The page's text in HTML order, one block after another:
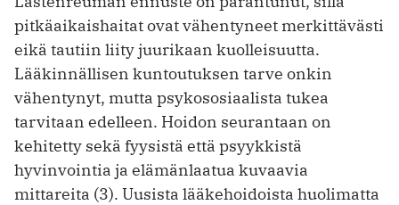
pitkäaikaishaitat ovat vähentyneet merkittävästi
eikä tautiin liity juurikaan kuolleisuutta.
Lääkinnällisen kuntoutuksen tarve onkin
vähentynyt, mutta psykososiaalista tukea
tarvitaan edelleen. Hoidon seurantaan on
kehitetty sekä fyysistä että psyykkistä
hyvinvointia ja elämänlaatua kuvaavia
mittareita (3). Uusista lääkehoidoista huolimatta